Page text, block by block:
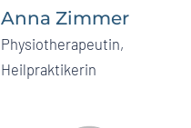
Anna Zimmer
Physiotherapeutin,
Heilpraktikerin